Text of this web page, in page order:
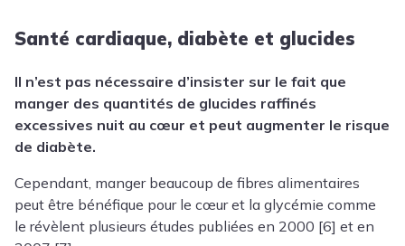
Santé cardiaque, diabète et glucides
Il n’est pas nécessaire d’insister sur le fait que
manger des quantités de glucides raffinés
excessives nuit au cœur et peut augmenter le risque
de diabète.
Cependant, manger beaucoup de fibres alimentaires
peut être bénéfique pour le cœur et la glycémie comme
le révèlent plusieurs études publiées en 2000 [6] et en